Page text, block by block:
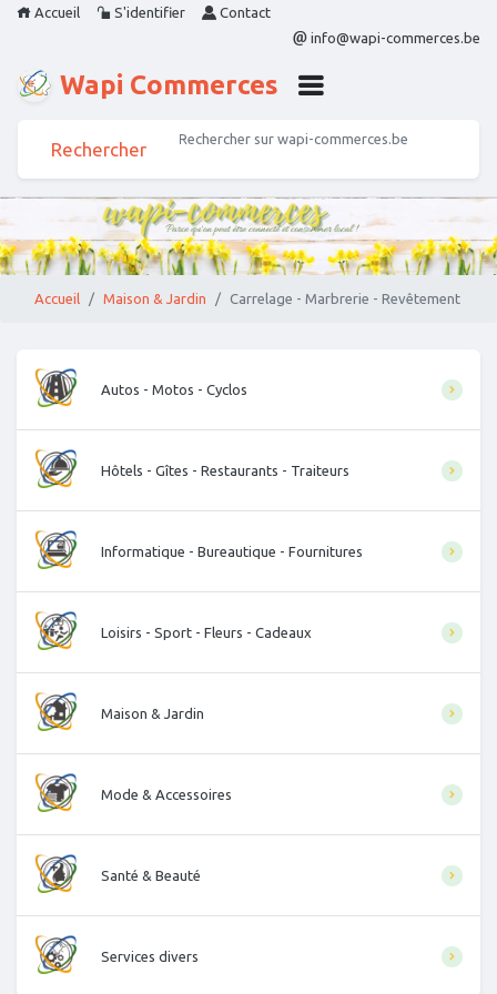
Accueil S'identifier
Contact
info@wapi-commerces.be
Wapi Commerces
Accueil Maison & Jardin Carrelage - Marbrerie - Revêtement
Autos - Motos - Cyclos
Hôtels - Gîtes - Restaurants - Traiteurs
Informatique - Bureautique - Fournitures
Loisirs - Sport - Fleurs - Cadeaux
Maison & Jardin
Mode & Accessoires
Santé & Beauté
Services divers